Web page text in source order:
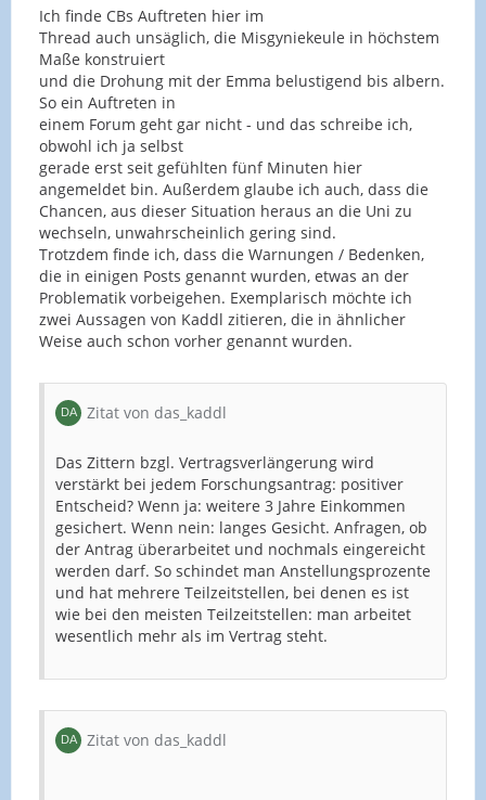
Ich finde CBs Auftreten hier im
Thread auch unsäglich, die Misgyniekeule in höchstem
Maße konstruiert
und die Drohung mit der Emma belustigend bis albern.
So ein Auftreten in
einem Forum geht gar nicht - und das schreibe ich,
obwohl ich ja selbst
gerade erst seit gefühlten fünf Minuten hier
angemeldet bin. Außerdem glaube ich auch, dass die
Chancen, aus dieser Situation heraus an die Uni zu
wechseln, unwahrscheinlich gering sind.
Trotzdem finde ich, dass die Warnungen / Bedenken,
die in einigen Posts genannt wurden, etwas an der
Problematik vorbeigehen. Exemplarisch möchte ich
zwei Aussagen von Kaddl zitieren, die in ähnlicher
Weise auch schon vorher genannt wurden.
Zitat von das_kaddl
Das Zittern bzgl. Vertragsverlängerung wird
verstärkt bei jedem Forschungsantrag: positiver
Entscheid? Wenn ja: weitere 3 Jahre Einkommen
gesichert. Wenn nein: langes Gesicht. Anfragen, ob
der Antrag überarbeitet und nochmals eingereicht
werden darf. So schindet man Anstellungsprozente
und hat mehrere Teilzeitstellen, bei denen es ist
wie bei den meisten Teilzeitstellen: man arbeitet
wesentlich mehr als im Vertrag steht.
Zitat von das_kaddl